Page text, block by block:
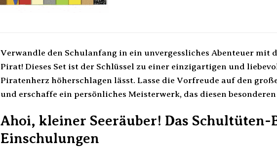
Verwandle den Schulanfang in ein unvergessliches Abenteuer mit
Pirat! Dieses Set ist der Schlüssel zu einer einzigartigen und
Piratenherz höherschlagen lässt. Lasse die Vorfreude auf den
und erschaffe ein persönliches Meisterwerk, das diesen
Ahoi, kleiner Seeräuber! Das
Einschulungen